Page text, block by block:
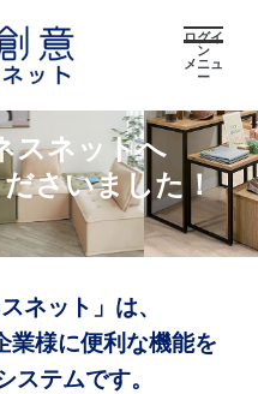
ログイ
ン
メニュ
ー
スネットへ
さいました！
ネット」は、
業様に便利な機能を
ステムです。